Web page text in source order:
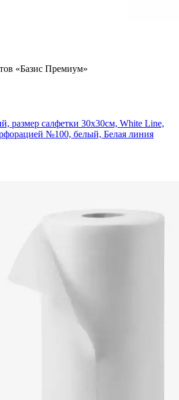
«Базис Премиум»
размер салфетки 30х30см, White Line,
№100, белый, Белая линия